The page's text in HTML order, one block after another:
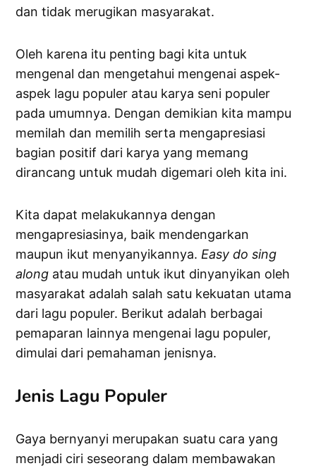
dan tidak merugikan masyarakat.
Oleh karena itu penting bagi kita untuk
mengenal dan mengetahui mengenai aspek-
aspek lagu populer atau karya seni populer
pada umumnya. Dengan demikian kita mampu
memilah dan memilih serta mengapresiasi
bagian positif dari karya yang memang
dirancang untuk mudah digemari oleh kita ini.
Kita dapat melakukannya dengan
mengapresiasinya, baik mendengarkan
maupun ikut menyanyikannya. Easy do sing
along atau mudah untuk ikut dinyanyikan oleh
masyarakat adalah salah satu kekuatan utama
dari lagu populer. Berikut adalah berbagai
pemaparan lainnya mengenai lagu populer,
dimulai dari pemahaman jenisnya.
Jenis Lagu Populer
Gaya bernyanyi merupakan suatu cara yang
menjadi ciri seseorang dalam membawakan